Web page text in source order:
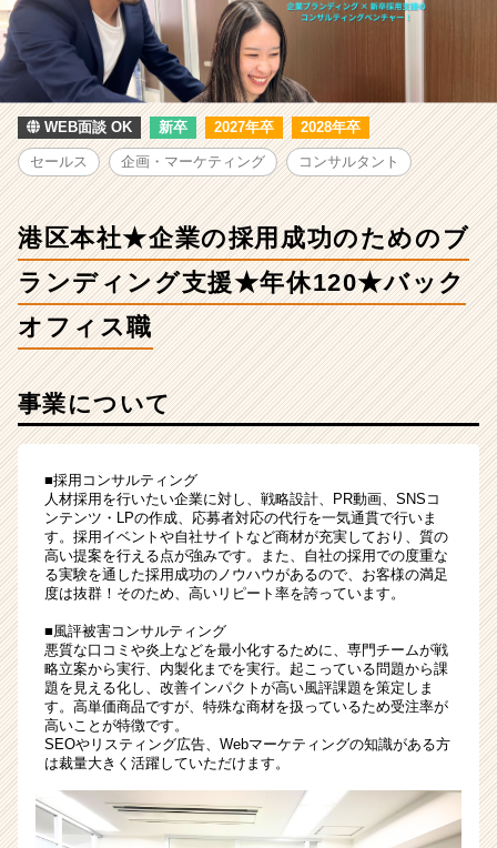
社
★
企
業
の
採
用
の
た
め
ィ
グ
支
援
★
年
休
バ
ッ
ク
オ
ィ
職
|
WEB面談 OK 新卒 2027年卒 2028年卒
セールス 企画・マーケティング コンサルタント
港区本社★企業の採用成功のためのブ
ランディング支援★年休120★バック
オフィス職
事業について
■採用コンサルティング
人材採用を行いたい企業に対し、戦略設計、PR動画、SNSコ
ンテンツ・LPの作成、応募者対応の代行を一気通貫で行いま
す。採用イベントや自社サイトなど商材が充実しており、質の
高い提案を行える点が強みです。また、自社の採用での度重な
る実験を通した採用成功のノウハウがあるので、お客様の満足
度は抜群！そのため、高いリピート率を誇っています。
■風評被害コンサルティング
悪質な口コミや炎上などを最小化するために、専門チームが戦
略立案から実行、内製化までを実行。起こっている問題から課
題を見える化し、改善インパクトが高い風評課題を策定しま
す。高単価商品ですが、特殊な商材を扱っているため受注率が
高いことが特徴です。
SEOやリスティング広告、Webマーケティングの知識がある方
は裁量大きく活躍していただけます。